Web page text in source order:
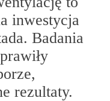
inwestycja
Badania
rezultaty.